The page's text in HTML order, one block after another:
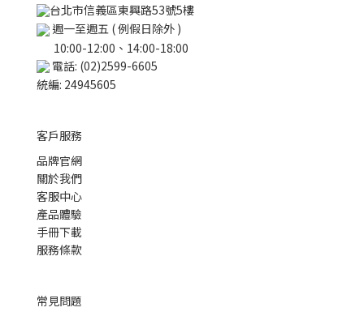
台北市信義區東興路53號5樓
週一至週五 ( 例假日除外 )
10:00-12:00、14:00-18:00
電話: (02)2599-6605
統編: 24945605
客戶服務
品牌官網
關於我們
客服中心
產品體驗
手冊下載
服務條款
常見問題